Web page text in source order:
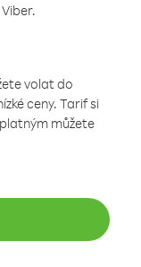
volat do
ceny. Tarif si
můžete